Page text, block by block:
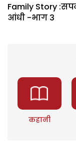
Family Story
आंधी -भाग 3
कहानी